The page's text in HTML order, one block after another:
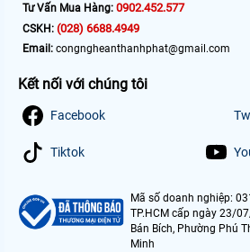
Tư Vấn Mua Hàng: 0902.452.577
CSKH: (028) 6688.4949
Email: congngheanthanhphat@gmail.com
Kết nối với chúng tôi
Facebook
Tiktok
Mã số doanh nghiệp:
TP.HCM cấp ngày 23/
Bán Bích, Phường Phú
Minh